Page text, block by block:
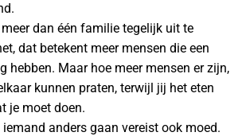
dan één familie tegelijk uit te
dat betekent meer mensen die een
hebben. Maar hoe meer mensen er zijn,
kunnen praten, terwijl jij het eten
je moet doen.
anders gaan vereist ook moed.